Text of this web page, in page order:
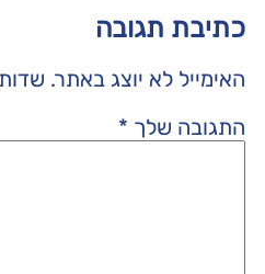
כתיבת תגובה
האימייל לא יוצג באתר.
התגובה שלך *